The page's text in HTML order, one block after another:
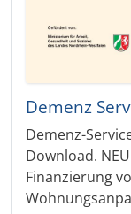
Demenz
Demenz-
Download.
Finanzierung